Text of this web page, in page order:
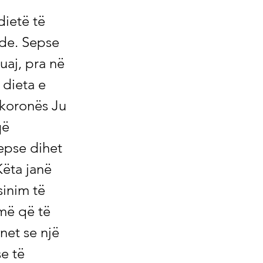
se zinku mbështet aktivitetin e shumë qelizave imune dhe ndihmon në rregullimin e stresit oksidativ dhe proceseve inflamatore. Zinku gjithashtu ka veti antivirale dhe pengon përsëritjen e koronaviruseve. Një meta -analizë - sipas Calder - tregoi se konsumi i zinkut parandalon infeksionet e zorrëve dhe infeksionet e traktit respirator. Ekzistojnë gjithashtu studime të ndryshme që zbuluan një lidhje midis një statusi të ulët të zinkut dhe një ndjeshmërie të shtuar ndaj Covid-19, si dhe kurseve të rënda. Nëse u jepni zink pacientëve që janë shtruar në spital me Covid-19, rreziku i një kursi të rëndë dhe madje edhe rreziku i vdekshmërisë zvogëlohet (13). Me 20 mg zink për kapsulë, z. B. kapsulat me zink të kelatuar nga natyra efektive. Kërkesa ditore për zink është 7 deri në 16 mg. Arrat, farat, thekonet e tërshërës dhe pseudograinat janë veçanërisht të pasura me zink. Këtu janë detajet për një dietë të pasur me zink. Shmangni mungesën e selenit para dhe pas vaksinimit Seleni është një element gjurmë i rëndësishëm për sistemin imunitar. Sidoqoftë, një mungesë e selenit